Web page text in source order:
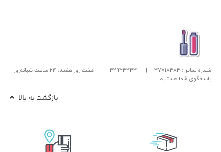
شماره تماس: 37718484 |
32944333
|
هفت روز هفته، ۲۴ ساعت شبانه‌روز
پاسخگوی شما هستیم.
بازگشت به بالا